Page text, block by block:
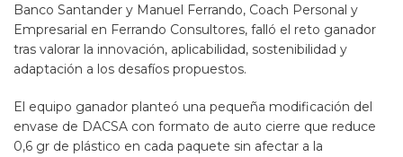
Banco Santander y Manuel Ferrando, Coach Personal y
Empresarial en Ferrando Consultores, falló el reto ganador
tras valorar la innovación, aplicabilidad, sostenibilidad y
adaptación a los desafíos propuestos.
El equipo ganador planteó una pequeña modificación del
envase de DACSA con formato de auto cierre que reduce
0,6 gr de plástico en cada paquete sin afectar a la